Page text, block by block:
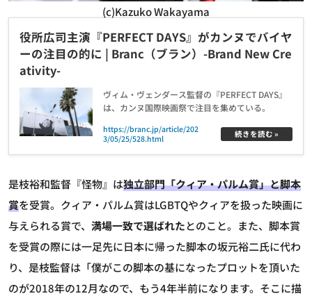
(c)Kazuko Wakayama
役所広司主演『PERFECT DAYS』がカンヌでバイヤ
ーの注目の的に | Branc（ブラン）-Brand New Cre
ativity-
ヴィム・ヴェンダース監督の『PERFECT DAYS』
は、カンヌ国際映画祭で注目を集めている。
https://branc.jp/article/202
3/05/25/528.html
続きを読む »
是枝裕和監督『怪物』は独立部門「クィア・パルム賞」と脚本
賞を受賞。クィア・パルム賞はLGBTQやクィアを扱った映画に
与えられる賞で、 満場一致で選ばれたとのこと。また、脚本賞
を受賞の際には一足先に日本に帰った脚本の坂元裕二氏に代わ
り、是枝監督は「僕がこの脚本の基になったプロットを頂いた
のが2018年の12月なので、もう4年半前になります。そこに描